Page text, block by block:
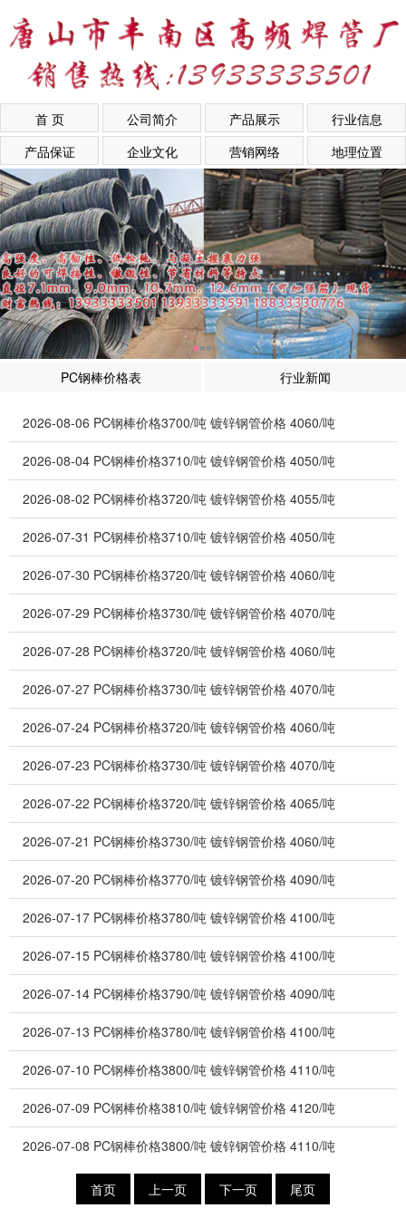
首 页 公司简介 产品展示
行业信息
产品保证
企业文化 营销网络 地理位置
PC钢棒价格表 行业新闻
2026-08-06 PC钢棒价格3700/吨 镀锌钢管价格 4060/吨
2026-08-04 PC钢棒价格3710/吨 镀锌钢管价格 4050/吨
2026-08-02 PC钢棒价格3720/吨 镀锌钢管价格 4055/吨
2026-07-31 PC钢棒价格3710/吨 镀锌钢管价格 4050/吨
2026-07-30 PC钢棒价格3720/吨 镀锌钢管价格 4060/吨
2026-07-29 PC钢棒价格3730/吨 镀锌钢管价格 4070/吨
2026-07-28 PC钢棒价格3720/吨 镀锌钢管价格 4060/吨
2026-07-27 PC钢棒价格3730/吨 镀锌钢管价格 4070/吨
2026-07-24 PC钢棒价格3720/吨 镀锌钢管价格 4060/吨
2026-07-23 PC钢棒价格3730/吨 镀锌钢管价格 4070/吨
2026-07-22 PC钢棒价格3720/吨 镀锌钢管价格 4065/吨
2026-07-21 PC钢棒价格3730/吨 镀锌钢管价格 4060/吨
2026-07-20 PC钢棒价格3770/吨 镀锌钢管价格 4090/吨
2026-07-17 PC钢棒价格3780/吨 镀锌钢管价格 4100/吨
2026-07-15 PC钢棒价格3780/吨 镀锌钢管价格 4100/吨
2026-07-14 PC钢棒价格3790/吨 镀锌钢管价格 4090/吨
2026-07-13 PC钢棒价格3780/吨 镀锌钢管价格 4100/吨
2026-07-10 PC钢棒价格3800/吨 镀锌钢管价格 4110/吨
2026-07-09 PC钢棒价格3810/吨 镀锌钢管价格 4120/吨
2026-07-08 PC钢棒价格3800/吨 镀锌钢管价格 4110/吨
首页 上一页 下一页 尾页